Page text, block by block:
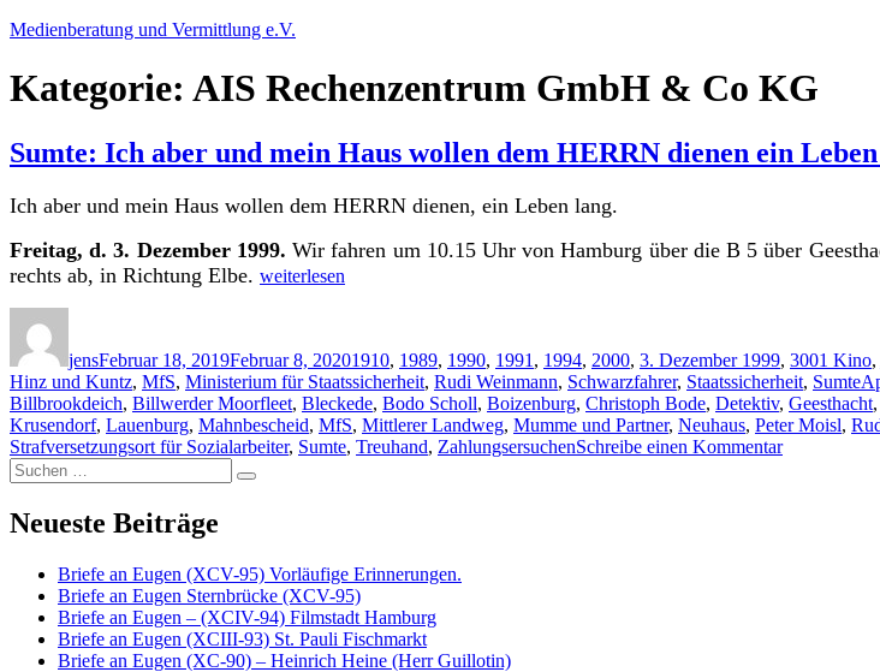
Zum
springen
Medienberatung und Vermittlung e.V.
Kategorie: AIS Rechenzentrum GmbH & Co KG
Sumte: Ich aber und mein Haus wollen dem HERRN dienen ein
Ich aber und mein Haus wollen dem HERRN dienen, ein Leben lang.
Freitag, d. 3. Dezember 1999. Wir fahren um 10.15 Uhr von Hamburg über die B 5 über
rechts ab, in Richtung Elbe. „Sumte:
mein
Haus
wollen
dem
HERRN
weiterlesen
jensFebruar 18, 2019Februar 8, 20201910, 1989, 1990, 1991 , 1994, 2000, 3. Dezember 1999, 3001 Kino,
Hinz und Kuntz, MfS, Ministerium für Staatssicherheit, Rudi Weinmann, Schwarzfahrer, Staatssicherheit, Sumte
Billbrookdeich, Billwerder Moorfleet, Bleckede, Bodo Scholl, Boizenburg, Christoph Bode, Detektiv, Geesthacht,
Krusendorf, Lauenburg, Mahnbescheid, MfS, Mittlerer Landweg, Mumme und Partner, Neuhaus, Peter Moisl,
Strafversetzungsort für Sozialarbeiter, Sumte, Treuhand, ZahlungsersuchenSchreibe einen Kommentarzu
Suche
nach:
Suchen
Neueste Beiträge
Briefe an Eugen (XCV-95) Vorläufige Erinnerungen.
Briefe an Eugen Sternbrücke (XCV-95)
Briefe an Eugen – (XCIV-94) Filmstadt Hamburg
Briefe an Eugen (XCIII-93) St. Pauli Fischmarkt
Briefe an Eugen (XC-90) – Heinrich Heine (Herr Guillotin)